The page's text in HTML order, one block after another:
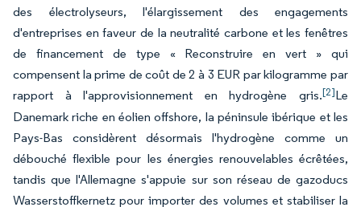
des électrolyseurs, l'élargissement des engagements
d'entreprises en faveur de la neutralité carbone et les fenêtres
de financement de type « Reconstruire en vert » qui
compensent la prime de coût de 2 à 3 EUR par kilogramme par
rapport à l'approvisionnement en hydrogène gris.[2]Le
Danemark riche en éolien offshore, la péninsule ibérique et les
Pays-Bas considèrent désormais l'hydrogène comme un
débouché flexible pour les énergies renouvelables écrêtées,
tandis que l'Allemagne s'appuie sur son réseau de gazoducs
Wasserstoffkernetz pour importer des volumes et stabiliser la